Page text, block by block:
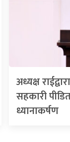
अध्यक्ष
सहकारी
ध्यानाकर्षण